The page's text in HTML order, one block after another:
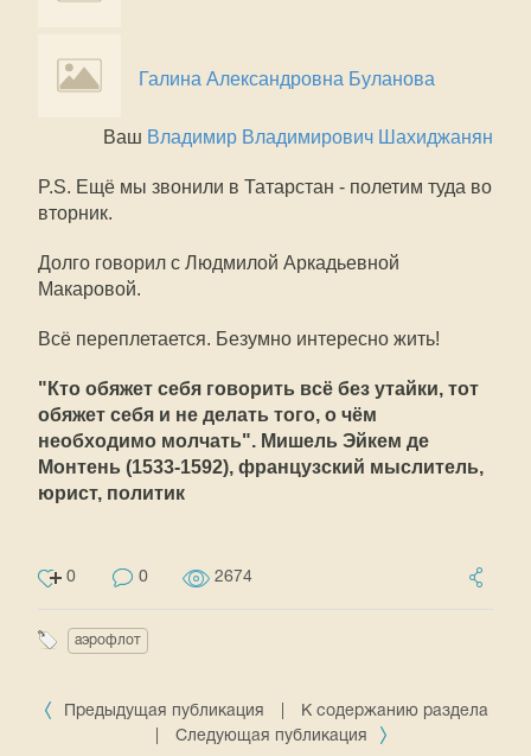
Галина Александровна Буланова
Ваш Владимир Владимирович Шахиджанян
P.S. Ещё мы звонили в Татарстан - полетим туда во
вторник.
Долго говорил с Людмилой Аркадьевной
Макаровой.
Всё переплетается. Безумно интересно жить!
"Кто обяжет себя говорить всё без утайки, тот
обяжет себя и не делать того, о чём
необходимо молчать". Мишель Эйкем де
Монтень (1533-1592), французский мыслитель,
юрист, политик
0 0 2674
аэрофлот
Предыдущая публикация
К содержанию раздела
Следующая публикация